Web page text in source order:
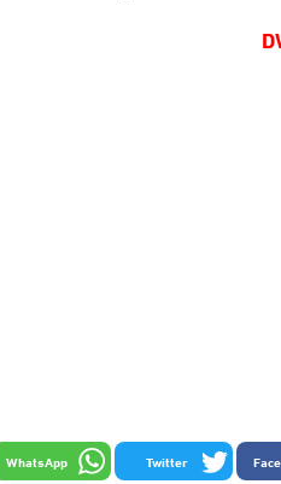
Twitter
WhatsApp